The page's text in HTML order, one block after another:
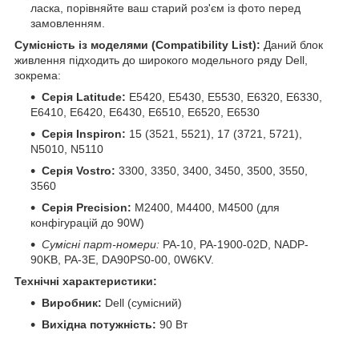
ласка, порівняйте ваш старий роз'єм із фото перед
замовленням.
Сумісність із моделями (Compatibility List): Даний блок
живлення підходить до широкого модельного ряду Dell,
зокрема:
Серія Latitude: E5420, E5430, E5530, E6320, E6330,
E6410, E6420, E6430, E6510, E6520, E6530
Серія Inspiron: 15 (3521, 5521), 17 (3721, 5721),
N5010, N5110
Серія Vostro: 3300, 3350, 3400, 3450, 3500, 3550,
3560
Серія Precision: M2400, M4400, M4500 (для
конфігурацій до 90W)
Сумісні парт-номери: PA-10, PA-1900-02D, NADP-
90KB, PA-3E, DA90PS0-00, 0W6KV.
Технічні характеристики:
Виробник: Dell (сумісний)
Вихідна потужність: 90 Вт